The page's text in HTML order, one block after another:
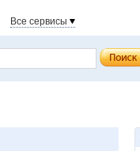
Все сервисы